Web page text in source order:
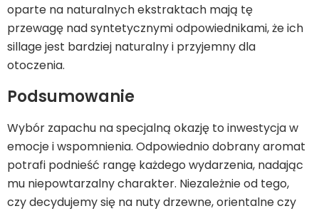
oparte na naturalnych ekstraktach mają tę
przewagę nad syntetycznymi odpowiednikami, że ich
sillage jest bardziej naturalny i przyjemny dla
otoczenia.
Podsumowanie
Wybór zapachu na specjalną okazję to inwestycja w
emocje i wspomnienia. Odpowiednio dobrany aromat
potrafi podnieść rangę każdego wydarzenia, nadając
mu niepowtarzalny charakter. Niezależnie od tego,
czy decydujemy się na nuty drzewne, orientalne czy